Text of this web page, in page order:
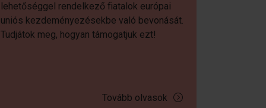
lehetőséggel rendelkező fiatalok európai
uniós kezdeményezésekbe való bevonását.
Tudjátok meg, hogyan támogatjuk ezt!
Tovább olvasok